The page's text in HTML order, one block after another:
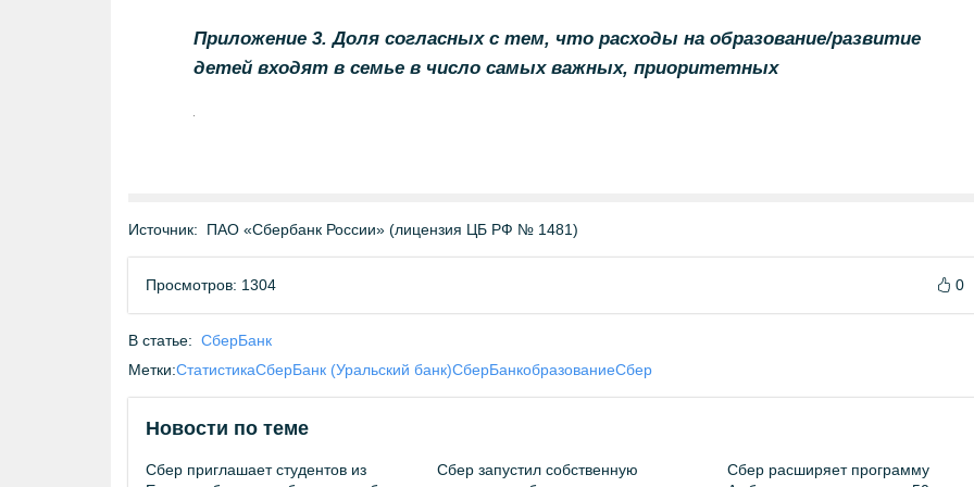
Приложение 3. Доля согласных с тем, что расходы на образование/развитие
детей входят в семье в число самых важных, приоритетных
Источник: ПАО «Сбербанк России» (лицензия ЦБ РФ № 1481)
Просмотров: 1304 0
В статье: СберБанк
Метки:СтатистикаСберБанк (Уральский банк)СберБанкобразованиеСбер
Новости по теме
Сбер приглашает студентов из
Сбер запустил собственную
Сбер расширяет программу